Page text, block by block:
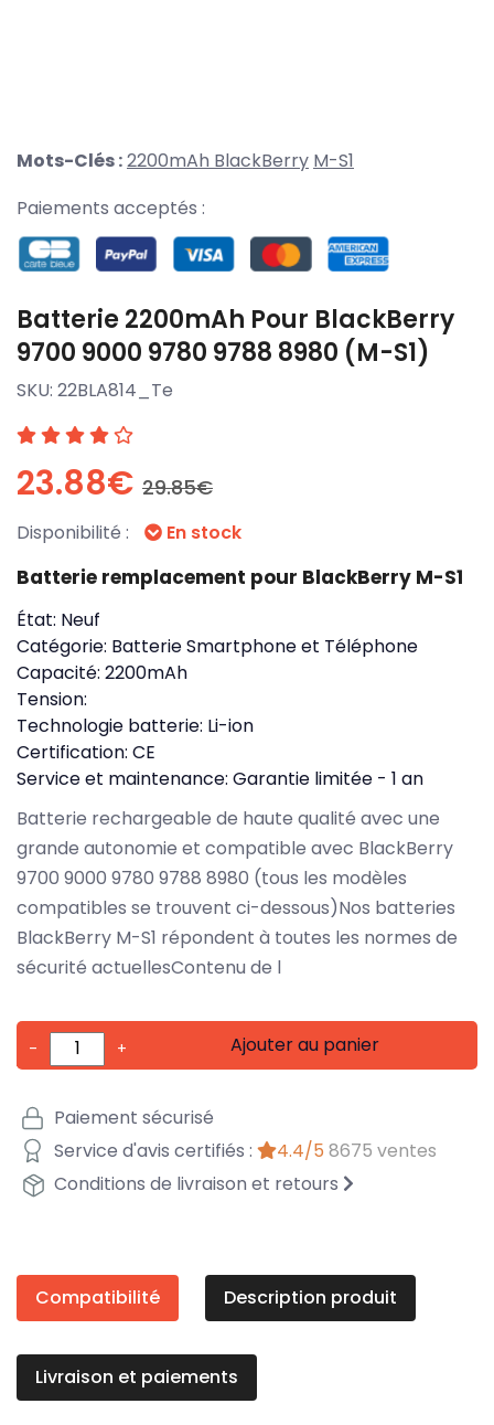
Mots-Clés :2200mAh BlackBerry M-S1
Paiements acceptés :
Batterie 2200mAh Pour BlackBerry
9700 9000 9780 9788 8980 (M-S1)
SKU: 22BLA814_Te
23.88€ 29.85€
Disponibilité : En stock
Batterie remplacement pour BlackBerry M-S1
État: Neuf
Catégorie: Batterie Smartphone et Téléphone
Capacité: 2200mAh
Tension:
Technologie batterie: Li-ion
Certification: CE
Service et maintenance: Garantie limitée - 1 an
Batterie rechargeable de haute qualité avec une
grande autonomie et compatible avec BlackBerry
9700 9000 9780 9788 8980 (tous les modèles
compatibles se trouvent ci-dessous)Nos batteries
BlackBerry M-S1 répondent à toutes les normes de
sécurité actuellesContenu de l
- + Ajouter au panier
Paiement sécurisé
Service d'avis certifiés :
4.4/5 8675 ventes
Conditions de livraison et retours
Compatibilité Description produit
Livraison et paiements